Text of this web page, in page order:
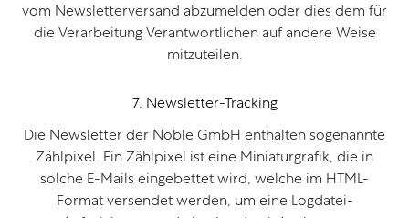
vom Newsletterversand abzumelden oder dies dem für
die Verarbeitung Verantwortlichen auf andere Weise
mitzuteilen.
7. Newsletter-Tracking
Die Newsletter der Noble GmbH enthalten sogenannte
Zählpixel. Ein Zählpixel ist eine Miniaturgrafik, die in
solche E-Mails eingebettet wird, welche im HTML-
Format versendet werden, um eine Logdatei-